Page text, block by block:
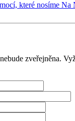
které nosíme Na
zveřejněna.